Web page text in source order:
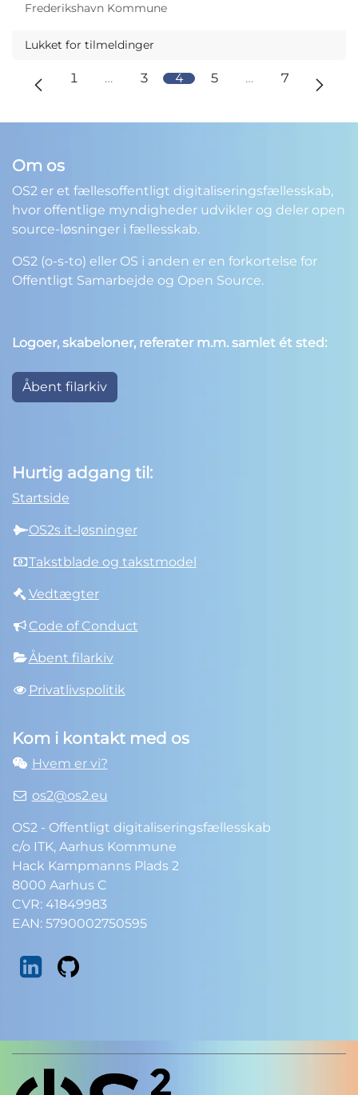
Frederikshavn Kommune
Lukket for tilmeldinger
1 … 3 4 5 … 7
Om os
OS2 er et fællesoffentligt digitaliseringsfællesskab,
hvor offentlige myndigheder udvikler og deler open
source-løsninger i fællesskab.
OS2 (o-s-to) eller OS i anden er en forkortelse for
Offentligt Samarbejde og Open Source.
Logoer, skabeloner, referater m.m. samlet ét sted:
Åbent filarkiv
Hurtig adgang til:
Startside
OS2s it-løsninger
Takstblade og takstmodel
Vedtægter
Code of Conduct
Åbent filarkiv
Privatlivspolitik
Kom i kontakt med os
Hvem er vi?
os2@os2.eu
OS2 - Offentligt digitaliseringsfællesskab
c/o ITK, Aarhus Kommune
Hack Kampmanns Plads 2
8000 Aarhus C
CVR: 41849983
EAN: 5790002750595